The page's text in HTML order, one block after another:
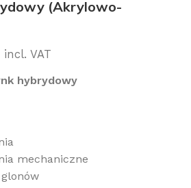
(Akrylowo-
incl. VAT
hybrydowy
mechaniczne